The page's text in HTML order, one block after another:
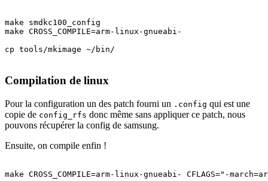
make smdkc100_config
make CROSS_COMPILE=arm-linux-gnueabi-
cp tools/mkimage ~/bin/
Compilation de linux
Pour la configuration un des patch fourni un .config qui est une
copie de config_rfs donc même sans appliquer ce patch, nous
pouvons récupérer la config de samsung.
Ensuite, on compile enfin !
make CROSS_COMPILE=arm-linux-gnueabi- CFLAGS="-